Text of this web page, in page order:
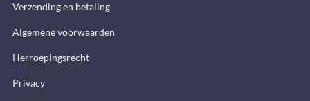
Verzending en betaling
Algemene voorwaarden
Herroepingsrecht
Privacy